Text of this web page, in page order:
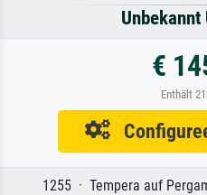
Unbekannt
€
Enthält
1255 · Tempera auf